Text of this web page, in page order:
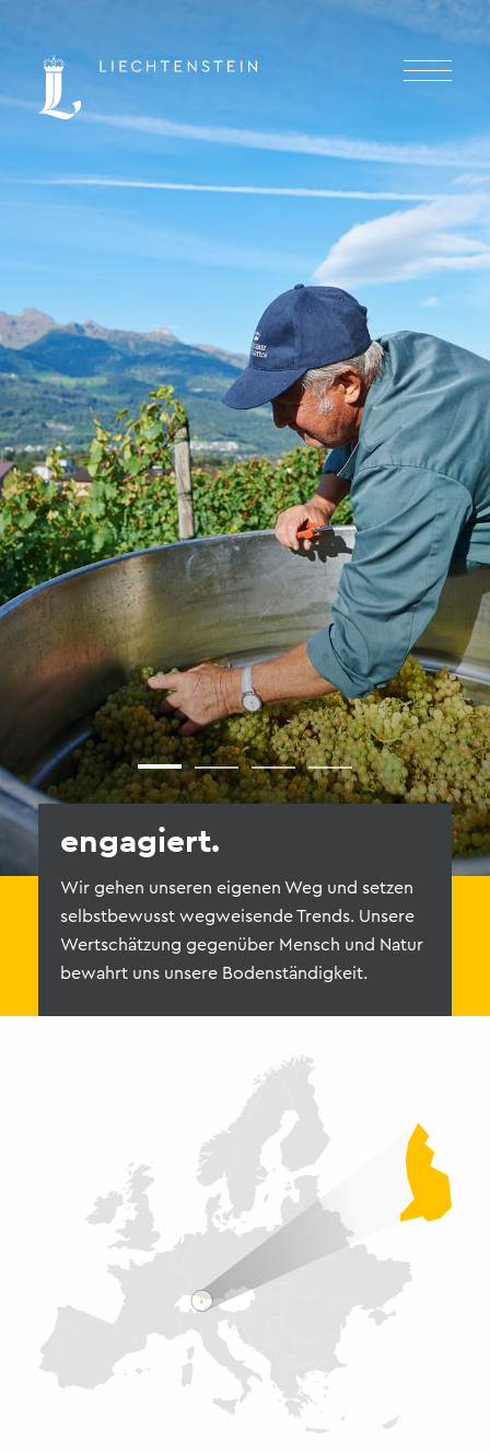
engagiert.
Wir gehen unseren eigenen Weg und setzen
selbstbewusst wegweisende Trends. Unsere
Wertschätzung gegenüber Mensch und Natur
bewahrt uns unsere Bodenständigkeit.